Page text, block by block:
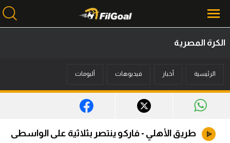
أخبار
الكرة المصرية
الرئيسية أخبار فيديوهات ألبومات
طريق الأهلي - فاركو ينتصر بثلاثية على الواسطى